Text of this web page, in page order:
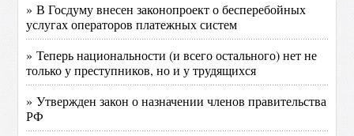
» В Госдуму внесен законопроект о бесперебойных
услугах операторов платежных систем
» Теперь национальности (и всего остального) нет не
только у преступников, но и у трудящихся
» Утвержден закон о назначении членов правительства
РФ